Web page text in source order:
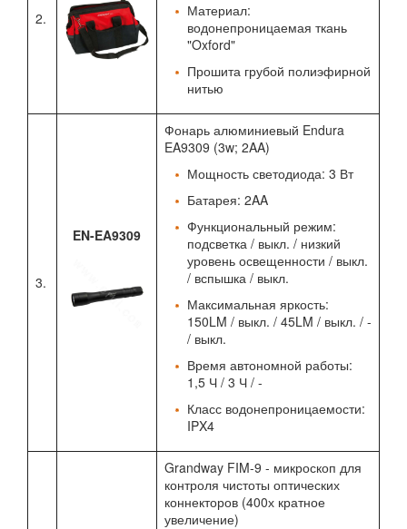
2.
Материал:
водонепроницаемая ткань
"Oxford"
Прошита грубой полиэфирной
нитью
3.
EN-EA9309
Фонарь алюминиевый Endura
EA9309 (3w; 2AA)
Мощность светодиода: 3 Вт
Батарея: 2AA
Функциональный режим:
подсветка / выкл. / низкий
уровень освещенности / выкл.
/ вспышка / выкл.
Максимальная яркость:
150LM / выкл. / 45LM / выкл. / -
/ выкл.
Время автономной работы:
1,5 Ч / 3 Ч / -
Класс водонепроницаемости:
IPX4
Grandway FIM-9 - микроскоп для
контроля чистоты оптических
коннекторов (400х кратное
увеличение)